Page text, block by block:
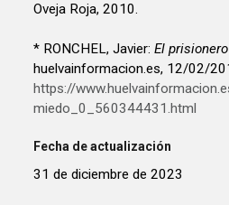
Oveja Roja, 2010.
* RONCHEL, Javier:El
huelvainformacion.es, 12/02/
https://
miedo_0_560344431.html
Fecha de actualización
31 de diciembre de 2023